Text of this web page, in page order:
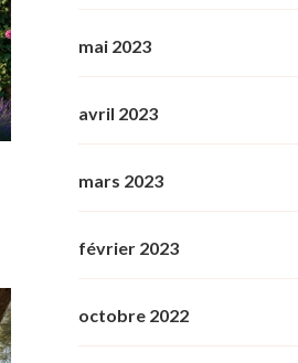
mai 2023
avril 2023
mars 2023
février 2023
octobre 2022